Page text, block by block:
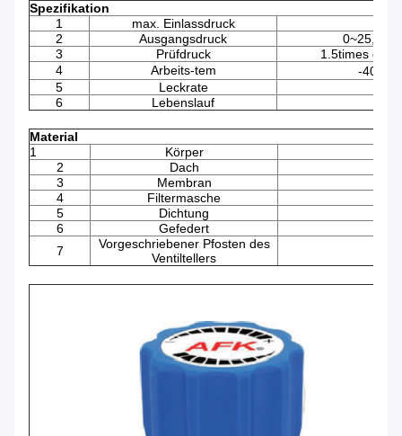
Spezifikation
1
max. Einlassdruck
2
Ausgangsdruck
3
Prüfdruck
1.5times des
4
Arbeits-tem
-
5
Leckrate
6
Lebenslauf
Material
1
Körper
2
Dach
3
Membran
4
Filtermasche
5
Dichtung
6
Gefedert
7
Vorgeschriebener Pfosten des
Ventiltellers